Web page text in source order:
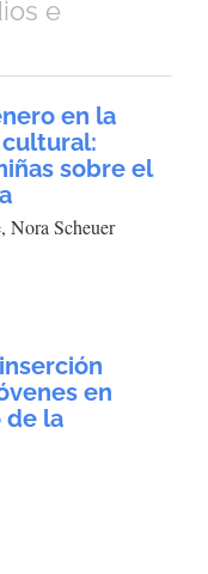
e
en la
sobre el
Nora Scheuer
en
de la